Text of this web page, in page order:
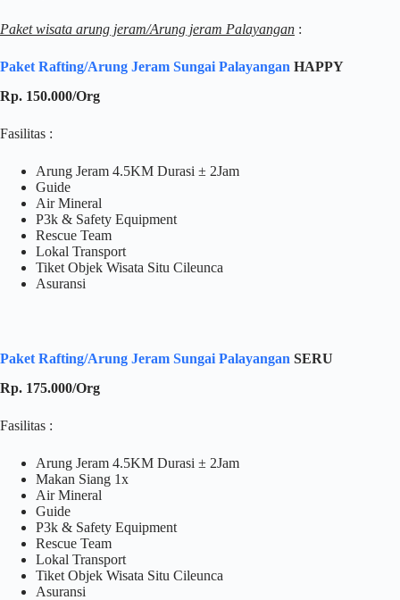
Paket wisata arung jeram/Arung jeram Palayangan :
Paket Rafting/Arung Jeram Sungai Palayangan HAPPY
Rp. 150.000/Org
Fasilitas :
Arung Jeram 4.5KM Durasi ± 2Jam
Guide
Air Mineral
P3k & Safety Equipment
Rescue Team
Lokal Transport
Tiket Objek Wisata Situ Cileunca
Asuransi
Paket Rafting/Arung Jeram Sungai Palayangan SERU
Rp. 175.000/Org
Fasilitas :
Arung Jeram 4.5KM Durasi ± 2Jam
Makan Siang 1x
Air Mineral
Guide
P3k & Safety Equipment
Rescue Team
Lokal Transport
Tiket Objek Wisata Situ Cileunca
Asuransi